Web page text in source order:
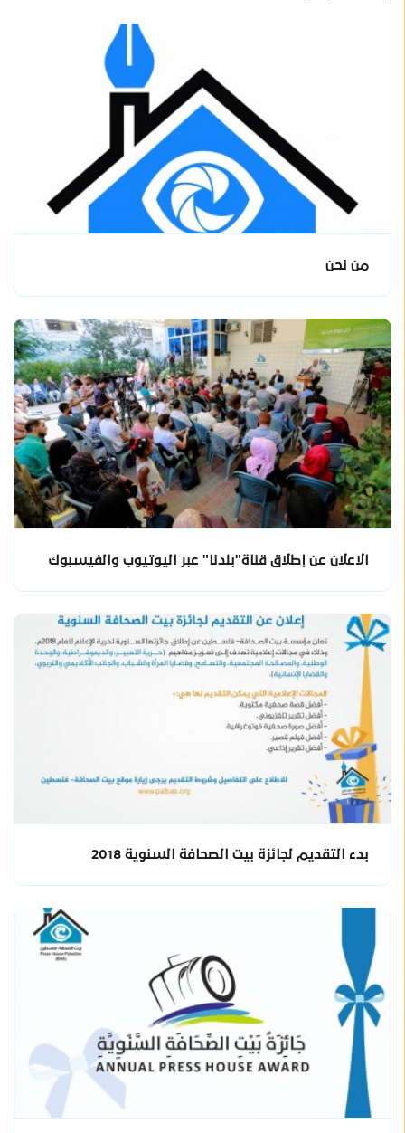
من نحن
الاعلان عن إطلاق قناة"بلدنا" عبر اليوتيوب والفيسبوك
بدء التقديم لجائزة بيت الصحافة السنوية 2018